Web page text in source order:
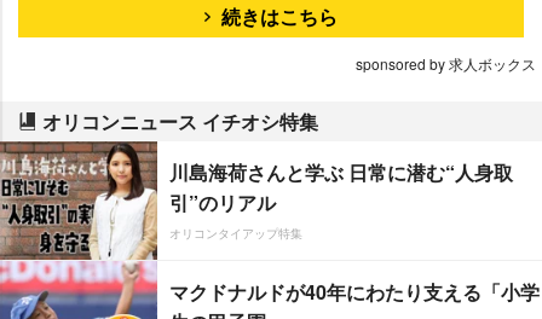
続きはこちら
sponsored by 求人ボックス
オリコンニュース イチオシ特集
川島海荷さんと学ぶ 日常に潜む“人身取
引”のリアル
オリコンタイアップ特集
マクドナルドが40年にわたり支える「小学